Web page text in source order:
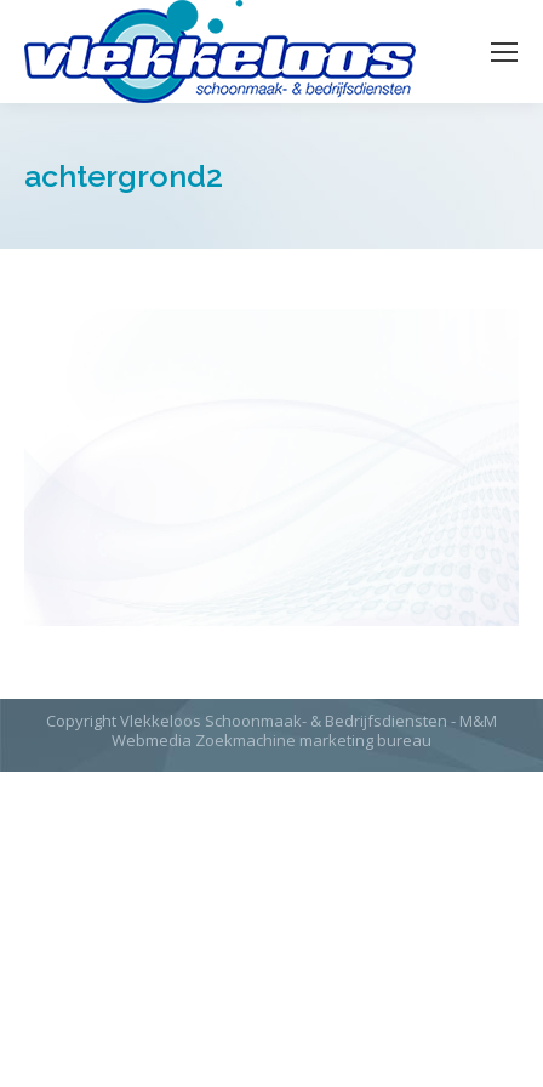
achtergrond2
Copyright Vlekkeloos Schoonmaak- & Bedrijfsdiensten - M&M
Webmedia Zoekmachine marketing bureau